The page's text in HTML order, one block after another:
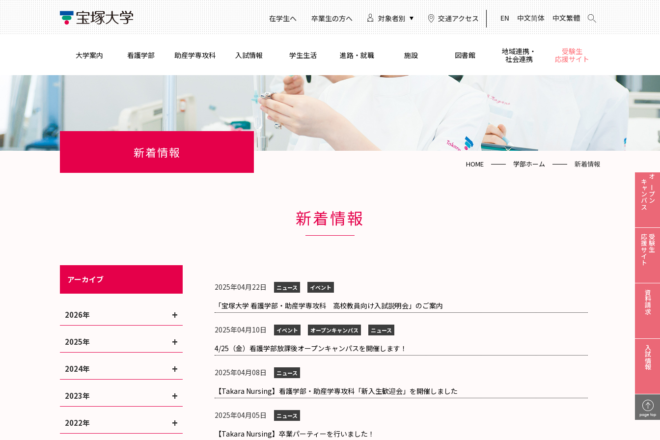
在学生へ 卒業生の方へ 対象者別 交通アクセス EN 中文简体 中文繁體
大学案内 看護学部 助産学専攻科 入試情報 学生生活 進路・就職 施設 図書館
地域連携・
社会連携
受験生
応援サイト
オープン
キャンパス
受験生
応援サイト
資料請求
入試情報
page top
新着情報
HOME 学部ホーム 新着情報
新着情報
2025年04月22日 ニュース イベント
「宝塚大学 看護学部・助産学専攻科 高校教員向け入試説明会」のご案内
2025年04月10日 イベント オープンキャンパス ニュース
4/25（金）看護学部放課後オープンキャンパスを開催します！
2025年04月08日 ニュース
【Takara Nursing】看護学部・助産学専攻科「新入生歓迎会」を開催しました
2025年04月05日 ニュース
【Takara Nursing】卒業パーティーを行いました！
アーカイブ
2026年
2025年
2024年
2023年
2022年